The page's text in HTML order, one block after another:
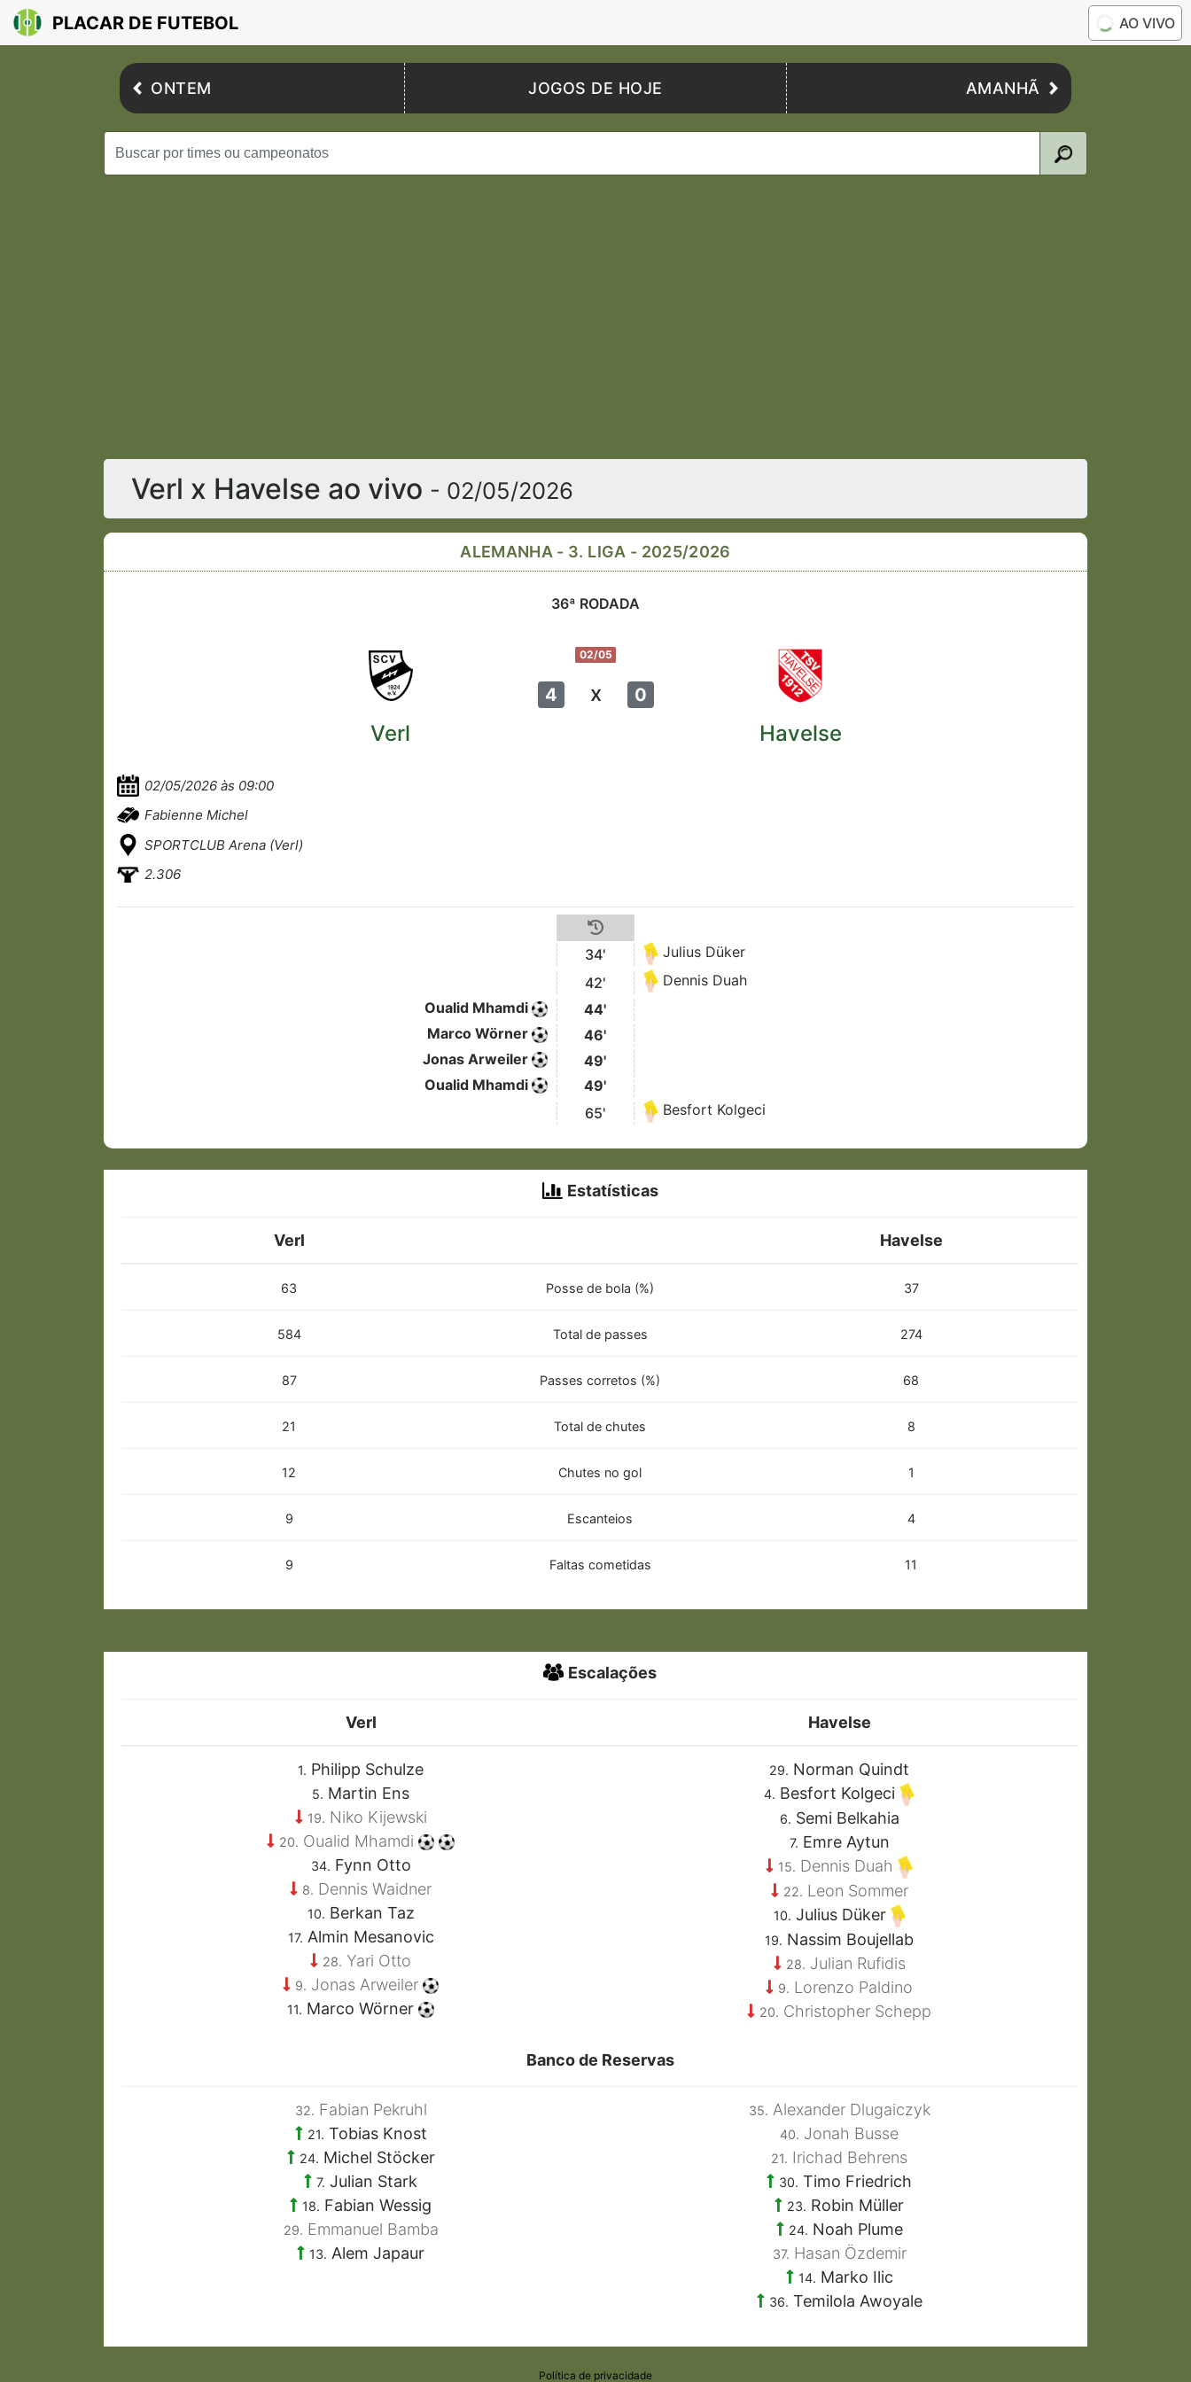
PLACAR DE FUTEBOL AO VIVO
ONTEM JOGOS DE HOJE AMANHÃ
Verl x Havelse ao vivo - 02/05/2026
ALEMANHA - 3. LIGA - 2025/2026
36ª RODADA
02/05
4 x 0
Verl Havelse
02/05/2026 às 09:00
Fabienne Michel
SPORTCLUB Arena (Verl)
2.306
34'
Julius Düker
42'
Dennis Duah
Oualid Mhamdi
44'
Marco Wörner
46'
Jonas Arweiler
49'
Oualid Mhamdi
49'
65'
Besfort Kolgeci
Estatísticas
Verl Havelse
63 Posse de bola (%) 37
584 Total de passes 274
87 Passes corretos (%) 68
21 Total de chutes 8
12 Chutes no gol 1
9 Escanteios 4
9 Faltas cometidas 11
Escalações
Verl Havelse
1. Philipp Schulze
5. Martin Ens
19. Niko Kijewski
20. Oualid Mhamdi
34. Fynn Otto
8. Dennis Waidner
10. Berkan Taz
17. Almin Mesanovic
28. Yari Otto
9. Jonas Arweiler
11. Marco Wörner
29. Norman Quindt
4. Besfort Kolgeci
6. Semi Belkahia
7. Emre Aytun
15. Dennis Duah
22. Leon Sommer
10. Julius Düker
19. Nassim Boujellab
28. Julian Rufidis
9. Lorenzo Paldino
20. Christopher Schepp
Banco de Reservas
32. Fabian Pekruhl
21. Tobias Knost
24. Michel Stöcker
7. Julian Stark
18. Fabian Wessig
29. Emmanuel Bamba
13. Alem Japaur
35. Alexander Dlugaiczyk
40. Jonah Busse
21. Irichad Behrens
30. Timo Friedrich
23. Robin Müller
24. Noah Plume
37. Hasan Özdemir
14. Marko Ilic
36. Temilola Awoyale
Política de privacidade